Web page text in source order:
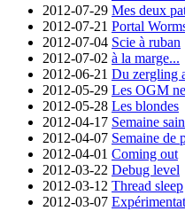
2012-07-29 Mes deux
2012-07-21 Portal
2012-07-04 Scie à ruban
2012-07-02 à la marge...
2012-06-21 Du zergling
2012-05-29 Les OGM
2012-05-28 Les blondes
2012-04-17 Semaine
2012-04-07 Semaine de
2012-04-01 Coming out
2012-03-22 Debug level
2012-03-12 Thread sleep
2012-03-07